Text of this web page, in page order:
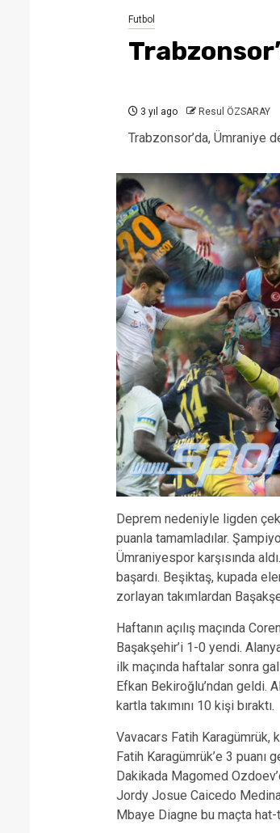
Futbol
3 yıl ago Resul ÖZSARAY
Trabzonsor’da, Ümraniye
Deprem nedeniyle ligden
puanla tamamladılar.
Ümraniyespor karşısında
başardı. Beşiktaş, kupada
zorlayan takımlardan
Haftanın açılış maçında
Başakşehir’i 1-0 yendi.
ilk maçında haftalar sonra
Efkan Bekiroğlu’ndan geldi.
kartla takımını 10 kişi bıraktı.
Vavacars Fatih Karagümrük,
Fatih Karagümrük’e 3
Dakikada Magomed
Jordy Josue Caicedo
Mbaye Diagne bu maçta hat-